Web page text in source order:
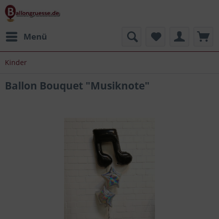
Menü
Kinder
Ballon Bouquet "Musiknote"